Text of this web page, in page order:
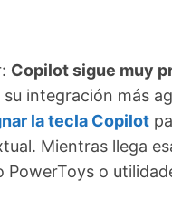
Copilot sigue muy
integración más
la tecla Copilot
Mientras llega
o